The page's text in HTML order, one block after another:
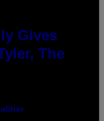
Gives
The